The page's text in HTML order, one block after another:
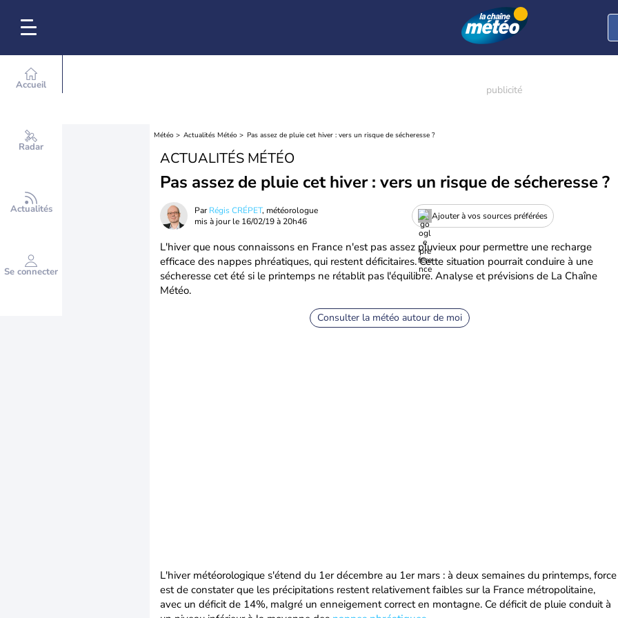
Accueil
Radar
Actualités
Se connecter
Météo Actualités Météo Pas assez de pluie cet hiver : vers un risque de sécheresse ?
ACTUALITÉS MÉTÉO
Pas assez de pluie cet hiver : vers un risque de sécheresse ?
ParRégis CRÉPET, météorologue
mis à jour le 16/02/19 à 20h46
Ajouter à vos sources préférées
L'hiver que nous connaissons en France n'est pas assez pluvieux pour permettre une recharge
efficace des nappes phréatiques, qui restent déficitaires. Cette situation pourrait conduire à une
sécheresse cet été si le printemps ne rétablit pas l'équilibre. Analyse et prévisions de La Chaîne
Météo.
Consulter la météo autour de moi
L'hiver météorologique s'étend du 1er décembre au 1er mars : à deux semaines du printemps, force
est de constater que les précipitations restent relativement faibles sur la France métropolitaine,
avec un déficit de 14%, malgré un enneigement correct en montagne. Ce déficit de pluie conduit à